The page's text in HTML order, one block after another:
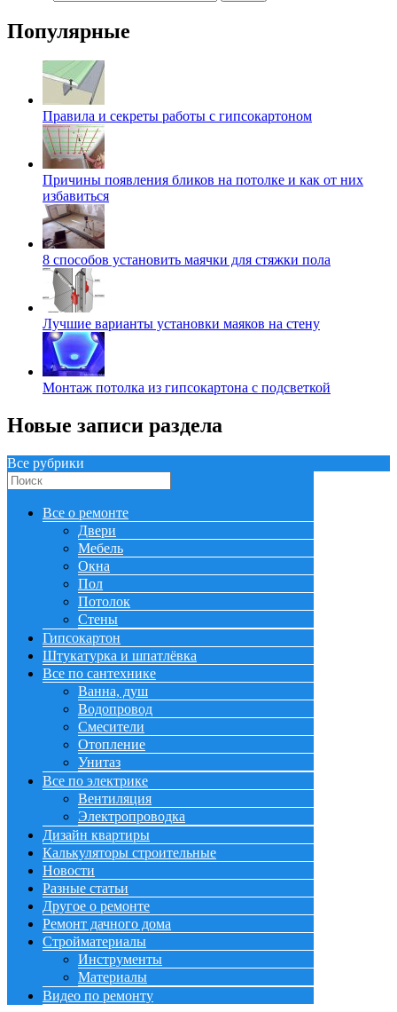
Популярные
Правила и секреты работы с гипсокартоном
Причины появления бликов на потолке и как от них
избавиться
8 способов установить маячки для стяжки пола
Лучшие варианты установки маяков на стену
Монтаж потолка из гипсокартона с подсветкой
Новые записи раздела
Все рубрики
Все о ремонте
Двери
Мебель
Окна
Пол
Потолок
Стены
Гипсокартон
Штукатурка и шпатлёвка
Все по сантехнике
Ванна, душ
Водопровод
Смесители
Отопление
Унитаз
Все по электрике
Вентиляция
Электропроводка
Дизайн квартиры
Калькуляторы строительные
Новости
Разные статьи
Другое о ремонте
Ремонт дачного дома
Стройматериалы
Инструменты
Материалы
Видео по ремонту